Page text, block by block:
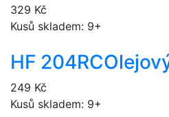
329 Kč
Kusů skladem: 9+
HF 204RC
249 Kč
Kusů skladem: 9+